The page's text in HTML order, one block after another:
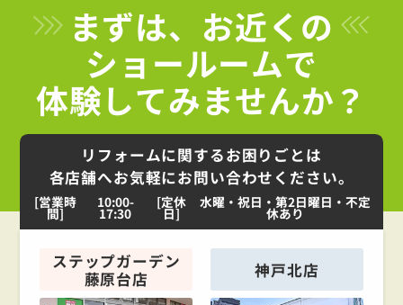
まずは、お近くの
ショールームで
体験してみませんか？
リフォームに関するお困りごとは
各店舗へお気軽にお問い合わせください。
[営業時
間]
10:00-
17:30
[定休
日]
水曜・祝日・第2日曜日・不定
休あり
ステップガーデン
藤原台店
神戸北店